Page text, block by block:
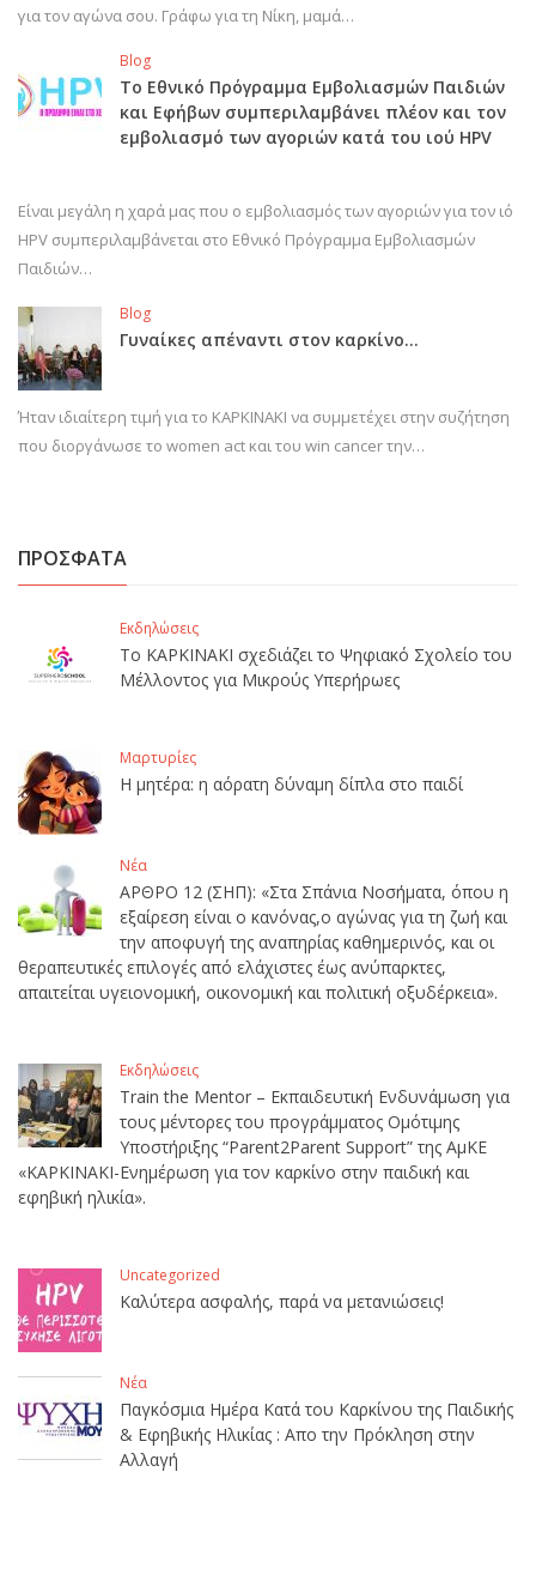
για τον αγώνα σου. Γράφω για τη Νίκη, μαμά…
Blog
Το Εθνικό Πρόγραμμα Εμβολιασμών Παιδιών
και Εφήβων συμπεριλαμβάνει πλέον και τον
εμβολιασμό των αγοριών κατά του ιού HPV
Είναι μεγάλη η χαρά μας που ο εμβολιασμός των αγοριών για τον ιό
HPV συμπεριλαμβάνεται στο Εθνικό Πρόγραμμα Εμβολιασμών
Παιδιών…
Blog
Γυναίκες απέναντι στον καρκίνο…
Ήταν ιδιαίτερη τιμή για το ΚΑΡΚΙΝΑΚΙ να συμμετέχει στην συζήτηση
που διοργάνωσε το women act και του win cancer την…
ΠΡΟΣΦΑΤΑ
Εκδηλώσεις
Το ΚΑΡΚΙΝΑΚΙ σχεδιάζει το Ψηφιακό Σχολείο του
Μέλλοντος για Μικρούς Υπερήρωες
Μαρτυρίες
Η μητέρα: η αόρατη δύναμη δίπλα στο παιδί
Νέα
ΑΡΘΡΟ 12 (ΣΗΠ): «Στα Σπάνια Νοσήματα, όπου η
εξαίρεση είναι ο κανόνας,ο αγώνας για τη ζωή και
την αποφυγή της αναπηρίας καθημερινός, και οι
θεραπευτικές επιλογές από ελάχιστες έως ανύπαρκτες,
απαιτείται υγειονομική, οικονομική και πολιτική οξυδέρκεια».
Εκδηλώσεις
Train the Mentor – Εκπαιδευτική Ενδυνάμωση για
τους μέντορες του προγράμματος Ομότιμης
Υποστήριξης “Parent2Parent Support” της ΑμΚΕ
«ΚΑΡΚΙΝΑΚΙ-Ενημέρωση για τον καρκίνο στην παιδική και
εφηβική ηλικία».
Uncategorized
Καλύτερα ασφαλής, παρά να μετανιώσεις!
Νέα
Παγκόσμια Ημέρα Κατά του Καρκίνου της Παιδικής
& Εφηβικής Ηλικίας : Απο την Πρόκληση στην
Αλλαγή